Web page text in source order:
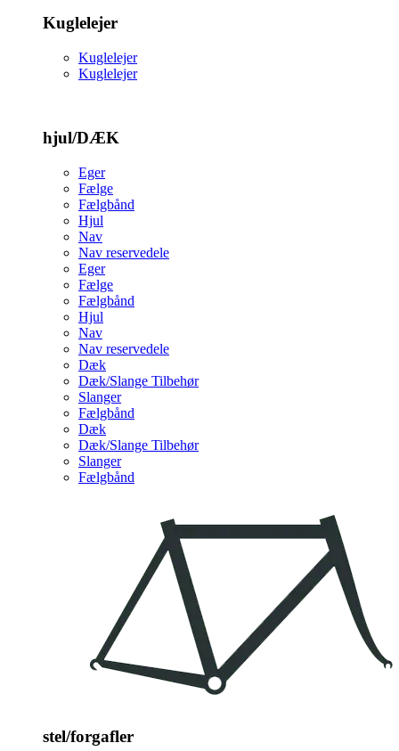
Kuglelejer
Kuglelejer
Kuglelejer
hjul/DÆK
Eger
Fælge
Fælgbånd
Hjul
Nav
Nav reservedele
Eger
Fælge
Fælgbånd
Hjul
Nav
Nav reservedele
Dæk
Dæk/Slange Tilbehør
Slanger
Fælgbånd
Dæk
Dæk/Slange Tilbehør
Slanger
Fælgbånd
stel/forgafler